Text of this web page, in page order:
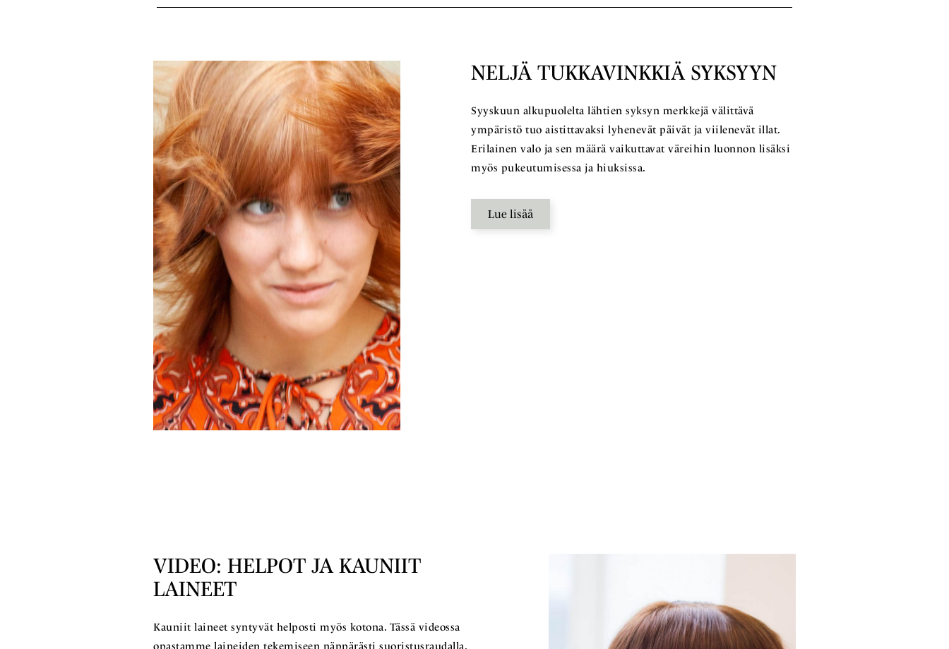
NELJÄ TUKKAVINKKIÄ SYKSYYN
Syyskuun alkupuolelta lähtien syksyn merkkejä välittävä
ympäristö tuo aistittavaksi lyhenevät päivät ja viilenevät illat.
Erilainen valo ja sen määrä vaikuttavat väreihin luonnon lisäksi
myös pukeutumisessa ja hiuksissa.
Lue lisää
VIDEO: HELPOT JA KAUNIIT
LAINEET
Kauniit laineet syntyvät helposti myös kotona. Tässä videossa
opastamme laineiden tekemiseen näppärästi suoristusraudalla.